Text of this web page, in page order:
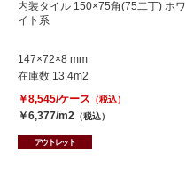
内装タイル 150×75角(75二丁) ホワ
イト系
147×72×8 mm
在庫数 13.4m2
￥8,545/ケース （税込）
￥6,377/m2 （税込）
アウトレット